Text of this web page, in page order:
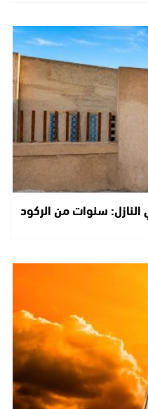
سنوات من الركود